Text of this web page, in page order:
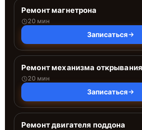
Ремонт магнетрона
20 мин
Записаться
Ремонт механизма
20 мин
Записаться
Ремонт двигателя поддона